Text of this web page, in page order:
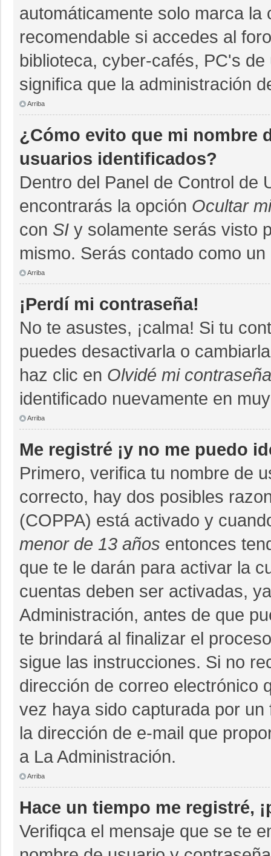
automáticamente solo marca la
recomendable si accedes al
biblioteca, cyber-cafés, PC's
significa que la administración
Arriba
¿Cómo evito que mi nombre
usuarios identificados?
Dentro del Panel de Control de
encontrarás la opción Ocultar
con SI y solamente serás visto
mismo. Serás contado como
Arriba
¡Perdí mi contraseña!
No te asustes, ¡calma! Si tu
puedes desactivarla o
haz clic en Olvidé mi contraseña
identificado nuevamente en
Arriba
Me registré ¡y no me puedo
Primero, verifica tu nombre de
correcto, hay dos posibles
(COPPA) está activado y
menor de 13 años entonces
que te le darán para activar la
cuentas deben ser activadas,
Administración, antes de que
te brindará al finalizar el
sigue las instrucciones. Si no
dirección de correo electrónico
vez haya sido capturada por
la dirección de e-mail que
a La Administración.
Arriba
Hace un tiempo me registré,
Verifiqca el mensaje que se te